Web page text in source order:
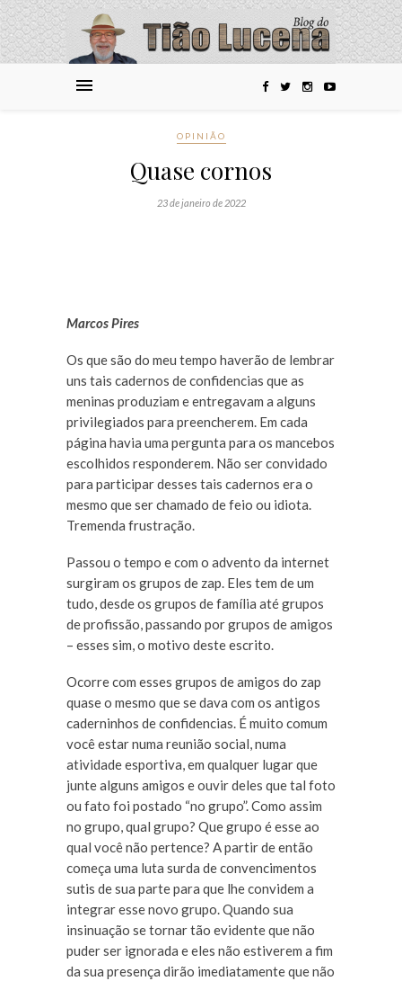
OPINIÃO
Quase cornos
23 de janeiro de 2022
Marcos Pires
Os que são do meu tempo haverão de lembrar
uns tais cadernos de confidencias que as
meninas produziam e entregavam a alguns
privilegiados para preencherem. Em cada
página havia uma pergunta para os mancebos
escolhidos responderem. Não ser convidado
para participar desses tais cadernos era o
mesmo que ser chamado de feio ou idiota.
Tremenda frustração.
Passou o tempo e com o advento da internet
surgiram os grupos de zap. Eles tem de um
tudo, desde os grupos de família até grupos
de profissão, passando por grupos de amigos
– esses sim, o motivo deste escrito.
Ocorre com esses grupos de amigos do zap
quase o mesmo que se dava com os antigos
caderninhos de confidencias. É muito comum
você estar numa reunião social, numa
atividade esportiva, em qualquer lugar que
junte alguns amigos e ouvir deles que tal foto
ou fato foi postado “no grupo”. Como assim
no grupo, qual grupo? Que grupo é esse ao
qual você não pertence? A partir de então
começa uma luta surda de convencimentos
sutis de sua parte para que lhe convidem a
integrar esse novo grupo. Quando sua
insinuação se tornar tão evidente que não
puder ser ignorada e eles não estiverem a fim
da sua presença dirão imediatamente que não